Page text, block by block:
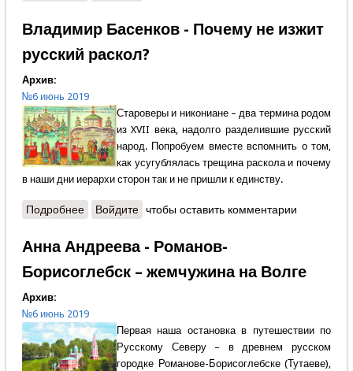
Владимир Басенков - Почему не изжит
русский раскол?
Архив:
№6 июнь 2019
Староверы и никониане – два термина родом
из XVII века, надолго разделившие русский
народ. Попробуем вместе вспомнить о том,
как усугублялась трещина раскола и почему
в наши дни иерархи сторон так и не пришли к единству.
Подробнеео Владимир Басенков - Почему не изжит русский
Войдите чтобы оставить комментарии
Анна Андреева - Романов-
Борисоглебск – жемчужина на Волге
Архив:
№6 июнь 2019
Первая наша остановка в путешествии по
Русскому Северу – в древнем русском
городке Романове-Борисоглебске (Тутаеве),